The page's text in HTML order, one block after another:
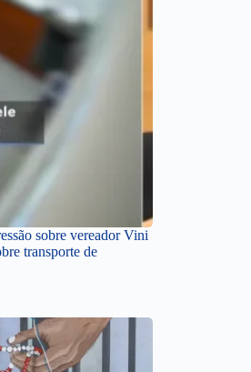
sobre vereador Vini
transporte de